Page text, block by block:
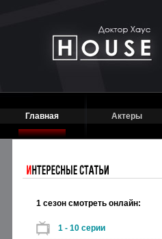
Главная Актеры
1 сезон смотреть онлайн:
1 - 10 серии